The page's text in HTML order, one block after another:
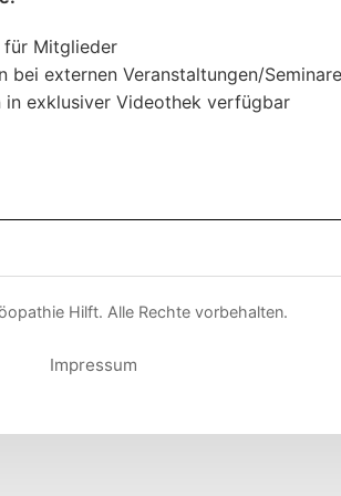
für Mitglieder
bei externen Veranstaltungen/
in exklusiver Videothek verfügbar
Hilft. Alle Rechte vorbehalten.
Impressum